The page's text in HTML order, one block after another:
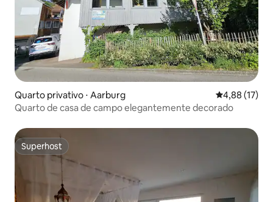
Quarto privativo ⋅ Aarburg 4,88 de uma
4,88 (17)
Quarto de casa de campo elegantemente decorado
Superhost
Superhost